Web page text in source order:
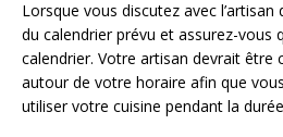
Lorsque vous discutez avec
du calendrier prévu et assurez-vous
calendrier. Votre artisan devrait être
autour de votre horaire afin que
utiliser votre cuisine pendant la